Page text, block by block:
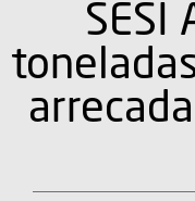
SESI